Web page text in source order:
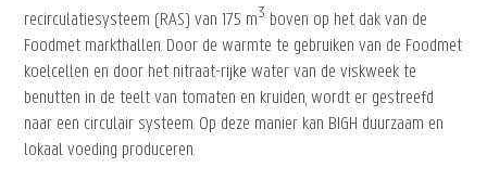
recirculatiesysteem (RAS) van 175 m3 boven op het dak van de
Foodmet markthallen. Door de warmte te gebruiken van de Foodmet
koelcellen en door het nitraat-rijke water van de viskweek te
benutten in de teelt van tomaten en kruiden, wordt er gestreefd
naar een circulair systeem. Op deze manier kan BIGH duurzaam en
lokaal voeding produceren.